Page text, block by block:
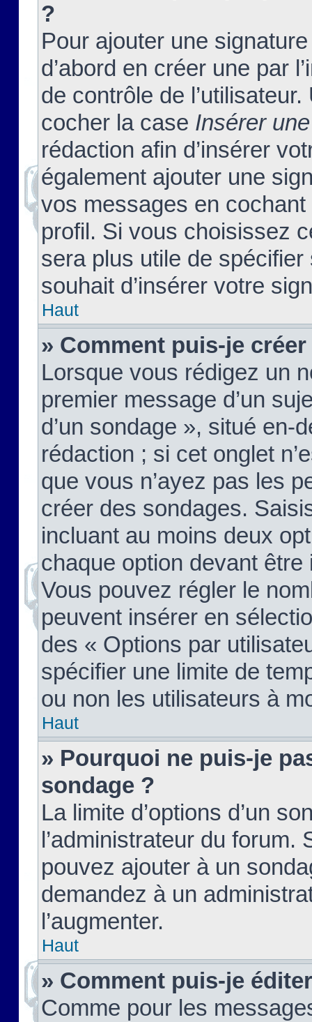
?
Pour ajouter une
d’abord en créer une par
de contrôle de
cocher la case Insérer
rédaction afin d’insérer
également ajouter une
vos messages en
profil. Si vous choisissez
sera plus utile de
souhait d’insérer votre
Haut
» Comment puis-je
Lorsque vous rédigez un
premier message d’un
d’un sondage », situé en-
rédaction ; si cet onglet
que vous n’ayez pas les
créer des sondages.
incluant au moins deux
chaque option devant
Vous pouvez régler le
peuvent insérer en
des « Options par
spécifier une limite de
ou non les utilisateurs à
Haut
» Pourquoi ne puis-je
sondage ?
La limite d’options d’un
l’administrateur du forum.
pouvez ajouter à un
demandez à un
l’augmenter.
Haut
» Comment puis-je
Comme pour les